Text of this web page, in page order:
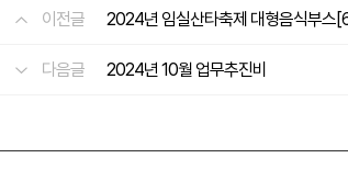
이전글 2024년 임실산타축제 대형음식부스
다음글 2024년 10월 업무추진비